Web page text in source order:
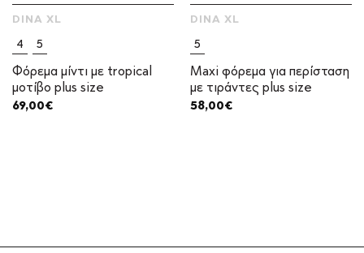
4
5
Φόρεμα μίντι με tropical
μοτίβο plus size
DINA XL
69,00€
5
Maxi φόρεμα για περίσταση
με τιράντες plus size
DINA XL
58,00€